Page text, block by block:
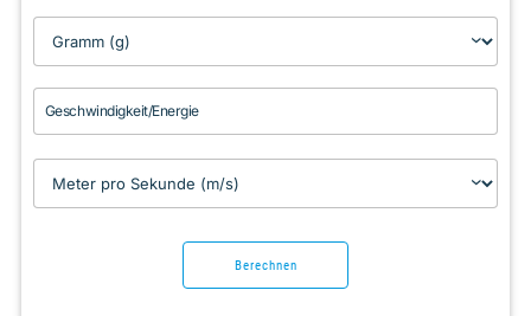
Geschwindigkeit/Energie
Berechnen